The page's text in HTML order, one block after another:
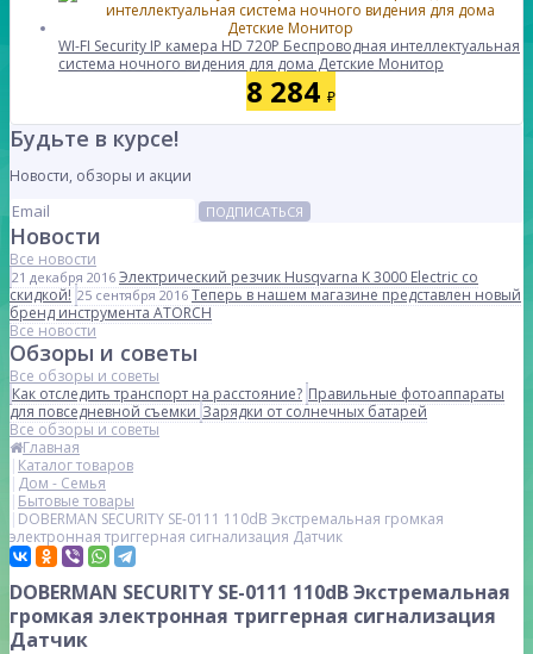
WI-FI Security IP камера HD 720P Беспроводная интеллектуальная
система ночного видения для дома Детские Монитор
8 284 ₽
Будьте в курсе!
Новости, обзоры и акции
ПОДПИСАТЬСЯ
Новости
Все новости
21 декабря 2016 Электрический резчик Husqvarna K 3000 Electric со
скидкой! 25 сентября 2016 Теперь в нашем магазине представлен новый
бренд инструмента ATORCH
Все новости
Обзоры и советы
Все обзоры и советы
Как отследить транспорт на расстояние? Правильные фотоаппараты
для повседневной съемкиЗарядки от солнечных батарей
Все обзоры и советы
Главная
Каталог товаров
Дом - Семья
Бытовые товары
DOBERMAN SECURITY SE-0111 110dB Экстремальная громкая
электронная триггерная сигнализация Датчик
DOBERMAN SECURITY SE-0111 110dB Экстремальная
громкая электронная триггерная сигнализация
Датчик